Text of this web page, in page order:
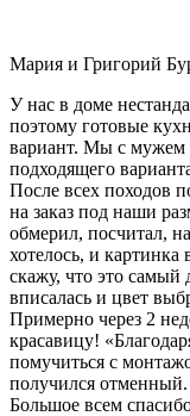
Мария и Григорий
У нас в доме
поэтому готовые
вариант. Мы с мужем
подходящего
После всех походов
на заказ под наши
обмерил, посчитал,
хотелось, и картинка
скажу, что это самый
вписалась и цвет
Примерно через 2
красавицу!
помучиться с
получился отменный.
Большое всем